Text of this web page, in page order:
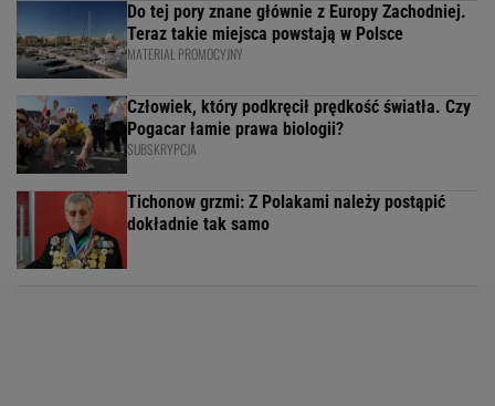
Do tej pory znane głównie z Europy Zachodniej.
Teraz takie miejsca powstają w Polsce
MATERIAŁ PROMOCYJNY
Człowiek, który podkręcił prędkość światła. Czy
Pogacar łamie prawa biologii?
SUBSKRYPCJA
Tichonow grzmi: Z Polakami należy postąpić
dokładnie tak samo